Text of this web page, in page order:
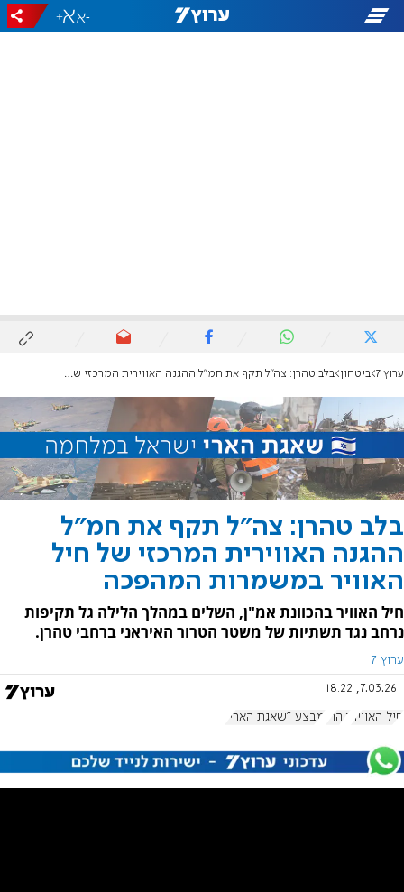
-
+
ערוץ 7 ביטחון בלב טהרן: צה"ל תקף את חמ"ל ההגנה האווירית המרכזי של חיל האוויר במשמרות המהפכה
בלב טהרן: צה"ל תקף את חמ"ל
ההגנה האווירית המרכזי של חיל
האוויר במשמרות המהפכה
חיל האוויר בהכוונת אמ"ן, השלים במהלך הלילה גל תקיפות
נרחב נגד תשתיות של משטר הטרור האיראני ברחבי טהרן.
ערוץ 7
7.03.26, 18:22
חיל האוויר טהרן מבצע "שאגת הארי"